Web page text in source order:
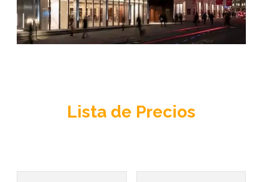
Lista de Precios